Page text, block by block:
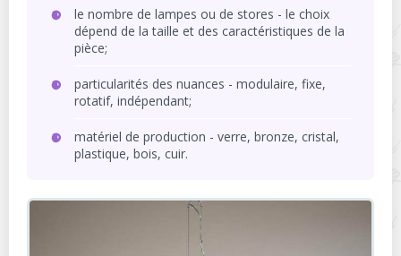
le nombre de lampes ou de stores - le choix
dépend de la taille et des caractéristiques de la
pièce;
particularités des nuances - modulaire, fixe,
rotatif, indépendant;
matériel de production - verre, bronze, cristal,
plastique, bois, cuir.